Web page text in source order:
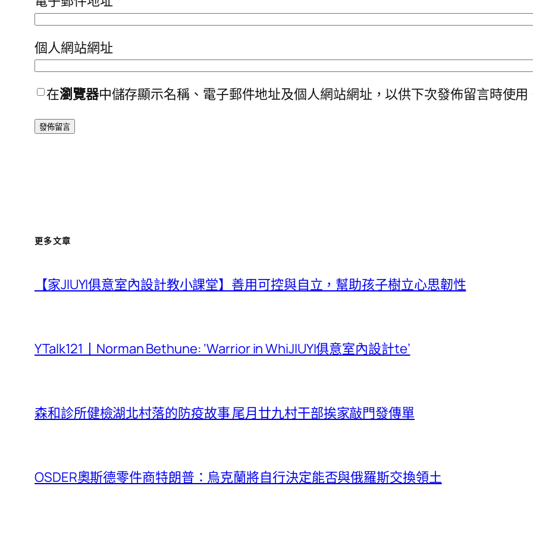
個人網站網址
在瀏覽器中儲存顯示名稱、電子郵件地址及個人網站網址，以供下次發佈留言時使用
更多文章
【家JIUYI俱意室內設計教小課堂】善用可控與自立，幫助孩子樹立心思韌性
YTalk121丨Norman Bethune: ‘Warrior in WhiJIUYI俱意室內設計te’
森和診所健檢湖北村落的防疫故事 尾月廿九村干部挨家敲門發傳單
OSDER奧斯德零件商特朗普：烏克蘭將自行決定能否與俄羅斯交換領土